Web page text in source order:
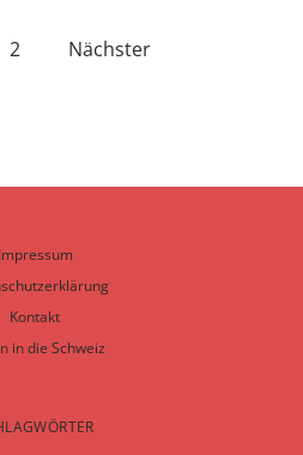
2 Nächster
Impressum
Kontakt
in die Schweiz